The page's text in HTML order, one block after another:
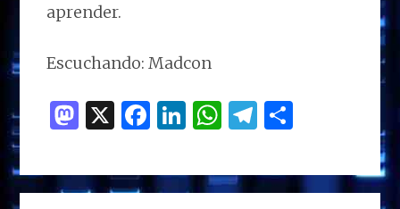
aprender.
Escuchando: Madcon
M
to
d
X F
ce
b
Li
k
e
W
at
s
T
e
g
m
p